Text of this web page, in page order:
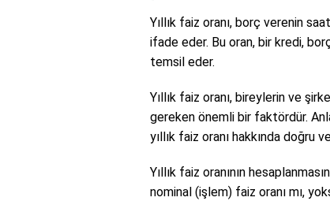
Yıllık faiz oranı, borç verenin
ifade eder. Bu oran, bir kredi,
temsil eder.
Yıllık faiz oranı, bireylerin ve
gereken önemli bir faktördür.
yıllık faiz oranı hakkında
Yıllık faiz oranının
nominal (işlem) faiz oranı mı,